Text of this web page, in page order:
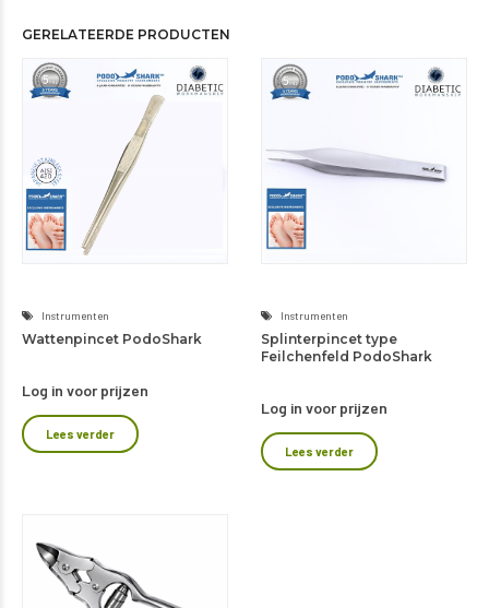
Instrumenten
Wattenpincet PodoShark
Log in voor prijzen
Lees verder
Instrumenten
Splinterpincet type
Feilchenfeld PodoShark
Log in voor prijzen
Lees verder